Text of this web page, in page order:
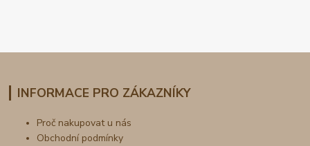
INFORMACE PRO ZÁKAZNÍKY
Proč nakupovat u nás
Obchodní podmínky